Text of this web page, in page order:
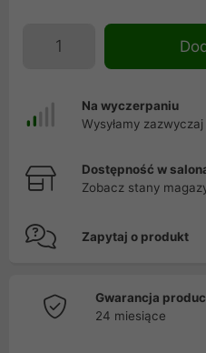
Na wyczerpaniu
Wysyłamy
Dostępność w
Zobacz stany
Zapytaj o produkt
Gwarancja
24 miesiące